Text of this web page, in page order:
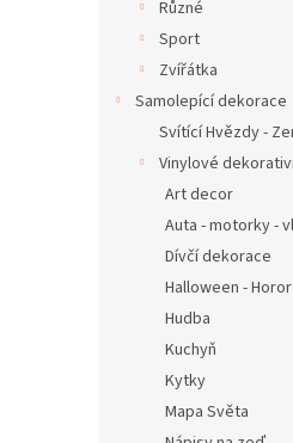
Různé
Sport
Zvířátka
Samolepící dekorace
Svítící Hvězdy -
Vinylové
Art decor
Auta - motorky -
Dívčí dekorace
Halloween - Horor
Hudba
Kuchyň
Kytky
Mapa Světa